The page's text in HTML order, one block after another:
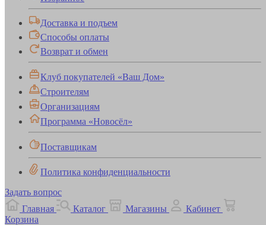
Доставка и подъем
Способы оплаты
Возврат и обмен
Клуб покупателей «Ваш Дом»
Строителям
Организациям
Программа «Новосёл»
Поставщикам
Политика конфиденциальности
Задать вопрос
Главная
Каталог Магазины
Кабинет
Корзина